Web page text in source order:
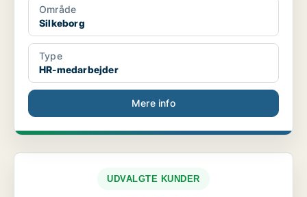
Område
Silkeborg
Type
HR-medarbejder
Mere info
UDVALGTE KUNDER